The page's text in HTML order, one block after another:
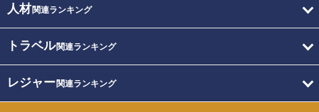
人材関連ランキング
トラベル関連ランキング
レジャー関連ランキング